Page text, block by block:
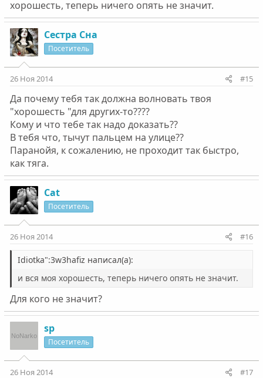
хорошесть, теперь ничего опять не значит.
Сестра Сна
Посетитель
26 Ноя 2014 #15
Да почему тебя так должна волновать твоя
"хорошесть "для других-то????
Кому и что тебе так надо доказать??
В тебя что, тычут пальцем на улице??
Паранойя, к сожалению, не проходит так быстро,
как тяга.
Cat
Посетитель
26 Ноя 2014 #16
Idiotka":3w3hafiz написал(а):
и вся моя хорошесть, теперь ничего опять не значит.
Для кого не значит?
sp
Посетитель
26 Ноя 2014 #17